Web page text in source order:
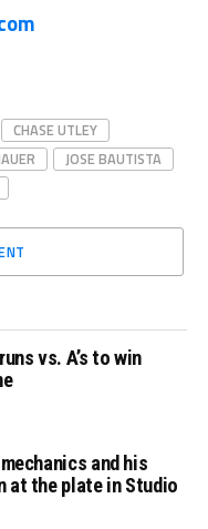
CHASE UTLEY
JOSE BAUTISTA
vs. A’s to win
and his
at the plate in Studio